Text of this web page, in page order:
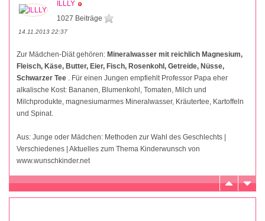
ILLLY
1027 Beiträge
14.11.2013 22:37
Zur Mädchen-Diät gehören: Mineralwasser mit reichlich Magnesium,
Fleisch, Käse, Butter, Eier, Fisch, Rosenkohl, Getreide, Nüsse,
Schwarzer Tee
. Für einen Jungen empfiehlt Professor Papa eher
alkalische Kost: Bananen, Blumenkohl, Tomaten, Milch und
Milchprodukte, magnesiumarmes Mineralwasser, Kräutertee, Kartoffeln
und Spinat.
Aus: Junge oder Mädchen: Methoden zur Wahl des Geschlechts |
Verschiedenes | Aktuelles zum Thema Kinderwunsch von
www.wunschkinder.net